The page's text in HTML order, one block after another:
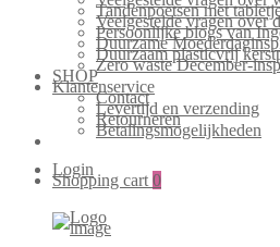
Tandenpoetsen met
Veelgestelde vragen over
Persoonlijke blogs van
Duurzame
Duurzaam plasticvrij
Zero waste December-
SHOP
Klantenservice
Contact
Levertijd en verzending
Retourneren
Betalingsmogelijkheden
Login
Shopping cart 0